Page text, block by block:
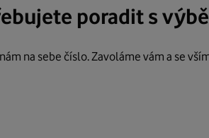
poradit s
na sebe číslo. Zavoláme vám a se